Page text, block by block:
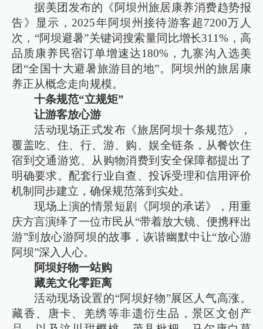
据美团发布的《阿坝州旅居康养消费趋势报
告》显示，2025年阿坝州接待游客超7200万人
次，“阿坝避暑”关键词搜索量同比增长311%，高
品质康养民宿订单增速达180%，九寨沟入选美
团“全国十大避暑旅游目的地”。阿坝州的旅居康
养正从概念走向规模。
十条规范“立规矩”
让游客放心游
活动现场正式发布《旅居阿坝十条规范》，
覆盖吃、住、行、游、购、娱全链条，从餐饮住
宿到交通游览、从购物消费到安全保障都提出了
明确要求。配套行业自查、投诉受理和信用评价
机制同步建立，确保规范落到实处。
现场上演的情景短剧《阿坝的承诺》，用重
庆方言演绎了一位市民从“带着放大镜、便携秤出
游”到放心游阿坝的故事，诙谐幽默中让“放心游
阿坝”深入人心。
阿坝好物一站购
藏羌文化零距离
活动现场设置的“阿坝好物”展区人气高涨。
藏香、唐卡、羌绣等非遗衍生品，景区文创产